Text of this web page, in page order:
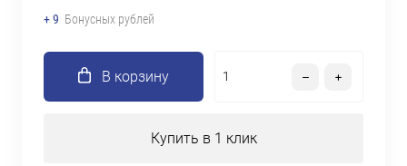
+ 9 Бонусных рублей
В корзину
Купить в 1 клик